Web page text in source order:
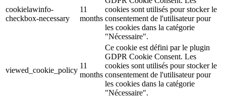
cookielawinfo-
checkbox-necessary
11
months
cookies sont utilisés pour stocker le
consentement de l'utilisateur pour
les cookies dans la catégorie
"Nécessaire".
viewed_cookie_policy
11
months
Ce cookie est défini par le plugin
GDPR Cookie Consent. Les
cookies sont utilisés pour stocker le
consentement de l'utilisateur pour
les cookies dans la catégorie
"Nécessaire".